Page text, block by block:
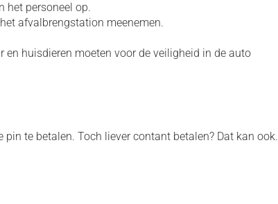
het personeel op.
afvalbrengstation meenemen.
en huisdieren moeten voor de veiligheid in de auto
te betalen. Toch liever contant betalen? Dat kan ook.